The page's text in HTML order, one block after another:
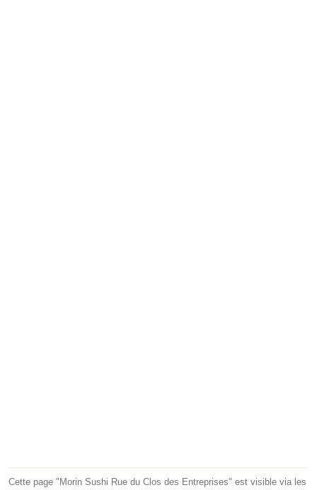
Cette page "Morin Sushi Rue du Clos des Entreprises" est visible via les